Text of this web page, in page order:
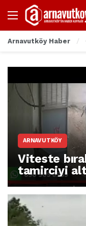
Arnavutköy Haber
ARNAVUTKÖY
Viteste
tamirciyi